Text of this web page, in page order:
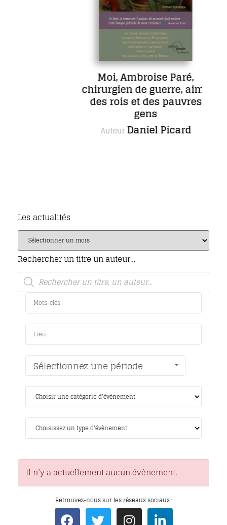
Moi, Ambroise Paré,
chirurgien de guerre, aimé
des rois et des pauvres
gens
AuteurDaniel Picard
Les actualités
Rechercher un titre un auteur…
Sélectionnez une période
Il n’y a actuellement aucun évènement.
Retrouvez-nous sur les réseaux sociaux :